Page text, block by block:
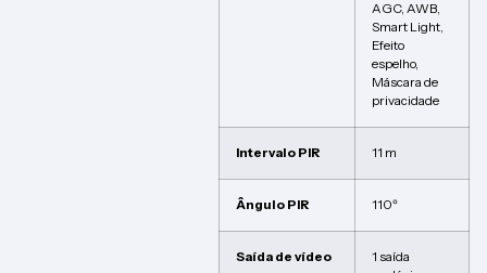
AGC, AWB,
Smart Light,
Efeito
espelho,
Máscara de
privacidade
Intervalo PIR 11 m
Ângulo PIR 110º
Saída de vídeo
1 saída